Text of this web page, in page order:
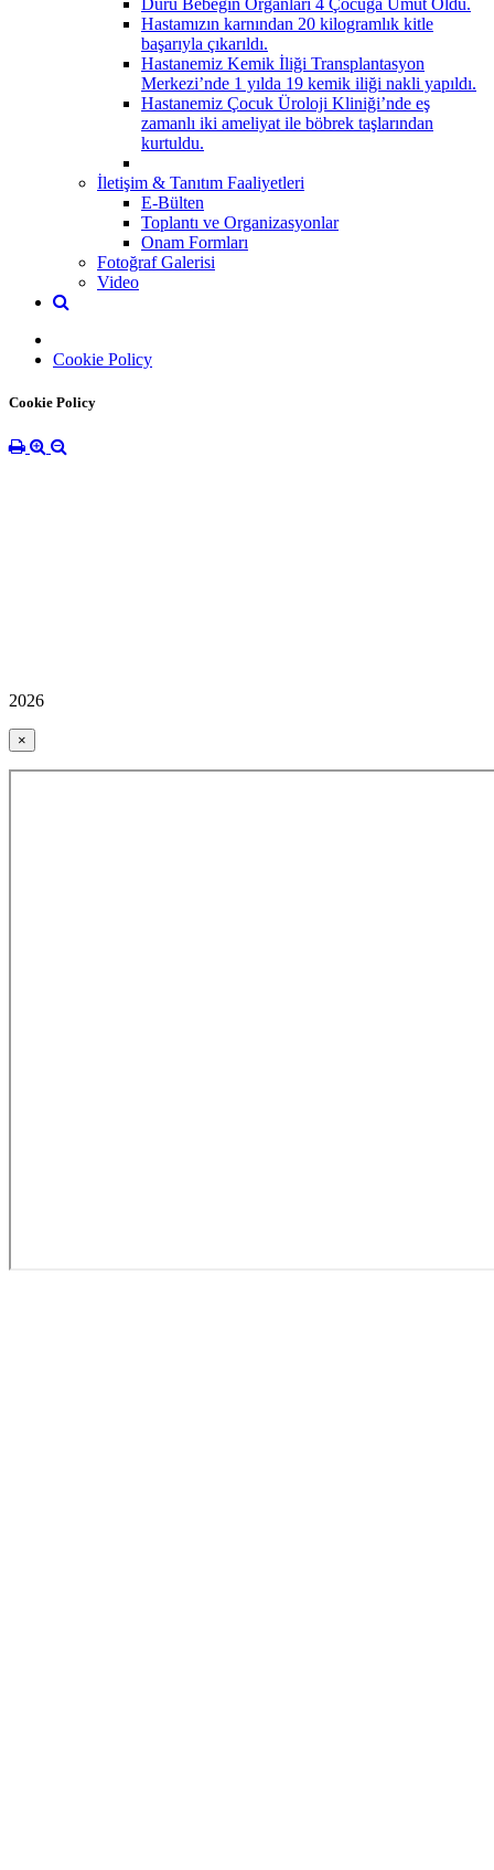
Duru Bebeğin Organları 4 Çocuğa Umut Oldu.
Hastamızın karnından 20 kilogramlık kitle
başarıyla çıkarıldı.
Hastanemiz Kemik İliği Transplantasyon
Merkezi’nde 1 yılda 19 kemik iliği nakli yapıldı.
Hastanemiz Çocuk Üroloji Kliniği’nde eş
zamanlı iki ameliyat ile böbrek taşlarından
kurtuldu.
İletişim & Tanıtım Faaliyetleri
E-Bülten
Toplantı ve Organizasyonlar
Onam Formları
Fotoğraf Galerisi
Video
Cookie Policy
Cookie Policy
2026
×